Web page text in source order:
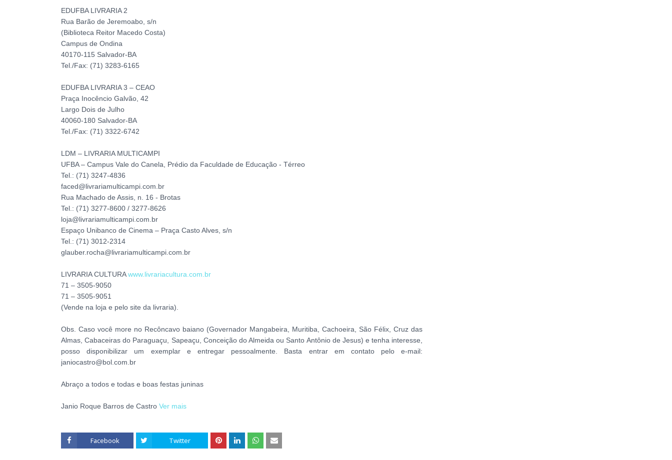
EDUFBA LIVRARIA 2
Rua Barão de Jeremoabo, s/n
(Biblioteca Reitor Macedo Costa)
Campus de Ondina
40170-115 Salvador-BA
Tel./Fax: (71) 3283-6165
EDUFBA LIVRARIA 3 – CEAO
Praça Inocêncio Galvão, 42
Largo Dois de Julho
40060-180 Salvador-BA
Tel./Fax: (71) 3322-6742
LDM – LIVRARIA MULTICAMPI
UFBA – Campus Vale do Canela, Prédio da Faculdade de Educação - Térreo
Tel.: (71) 3247-4836
faced@livrariamulticampi.com.br
Rua Machado de Assis, n. 16 - Brotas
Tel.: (71) 3277-8600 / 3277-8626
loja@livrariamulticampi.com.br
Espaço Unibanco de Cinema – Praça Casto Alves, s/n
Tel.: (71) 3012-2314
glauber.rocha@livrariamulticampi.com.br
LIVRARIA CULTURAwww.livrariacultura.com.br
71 – 3505-9050
71 – 3505-9051
(Vende na loja e pelo site da livraria).
Obs. Caso você more no Recôncavo baiano (Governador Mangabeira, Muritiba, Cachoeira, São Félix, Cruz das
Almas, Cabaceiras do Paraguaçu, Sapeaçu, Conceição do Almeida ou Santo Antônio de Jesus) e tenha interesse,
posso disponibilizar um exemplar e entregar pessoalmente. Basta entrar em contato pelo e-mail:
janiocastro@bol.com.br
Abraço a todos e todas e boas festas juninas
Janio Roque Barros de Castro Ver mais
Facebook Twitter